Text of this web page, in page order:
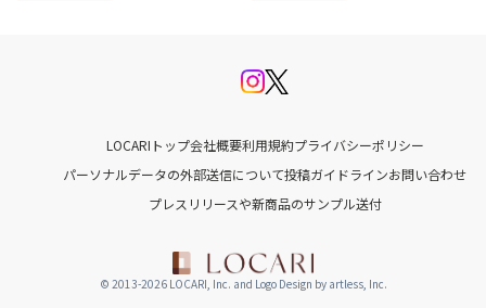
LOCARIトップ会社概要利用規約プライバシーポリシー
パーソナルデータの外部送信について投稿ガイドラインお問い合わせ
プレスリリースや新商品のサンプル送付
© 2013-2026 LOCARI, Inc. and Logo Design by artless, Inc.